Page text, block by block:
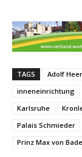
TAGS Adolf Heer
inneneinrichtung
Karlsruhe
Palais Schmieder
Prinz Max von